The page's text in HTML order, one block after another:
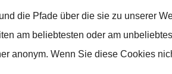
die Pfade über die sie zu unserer
am beliebtesten oder am
anonym. Wenn Sie diese Cookies